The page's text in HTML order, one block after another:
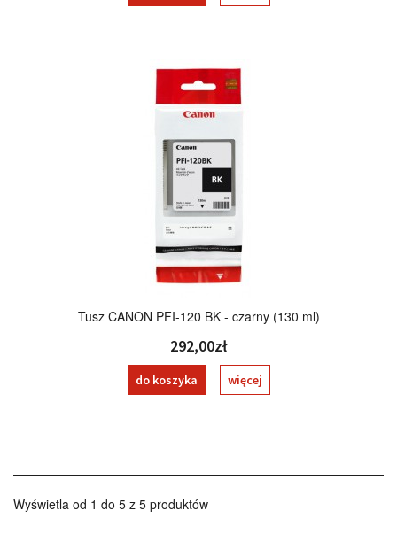
Tusz CANON PFI-120 BK - czarny (130 ml)
292,00zł
do koszyka więcej
Wyświetla od 1 do 5 z 5 produktów